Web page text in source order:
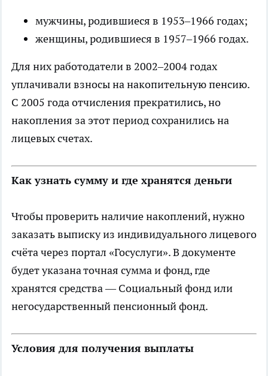
мужчины, родившиеся в 1953–1966 годах;
женщины, родившиеся в 1957–1966 годах.
Для них работодатели в 2002–2004 годах
уплачиваливзносына накопительную пенсию.
С 2005 года отчисления прекратились, но
накопления за этот период сохранились на
лицевых счетах.
Как узнать сумму и где хранятся деньги
Чтобы проверить наличие накоплений, нужно
заказать выписку из индивидуального лицевого
счёта через портал «Госуслуги». В документе
будет указана точная сумма и фонд, где
хранятся средства — Социальный фонд или
негосударственный пенсионный фонд.
Условия для получения выплаты